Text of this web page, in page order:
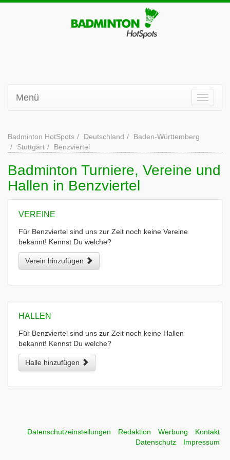
Menü
Badminton HotSpots Deutschland
Baden-Württemberg
Stuttgart
Benzviertel
Badminton Turniere, Vereine und
Hallen in Benzviertel
VEREINE
Für Benzviertel sind uns zur Zeit noch keine Vereine
bekannt! Kennst Du welche?
Verein hinzufügen
HALLEN
Für Benzviertel sind uns zur Zeit noch keine Hallen
bekannt! Kennst Du welche?
Halle hinzufügen
Datenschutzeinstellungen Redaktion Werbung
Kontakt
Datenschutz
Impressum